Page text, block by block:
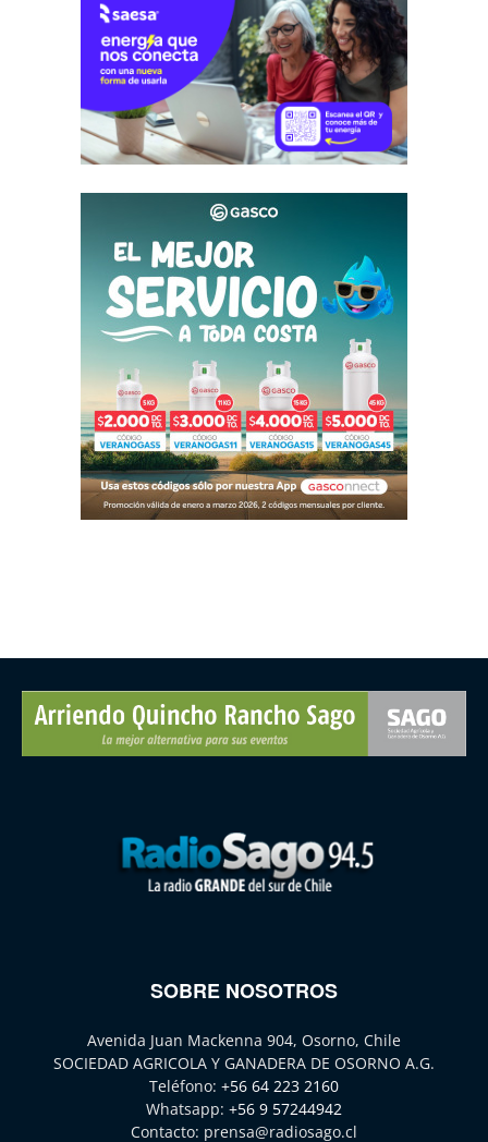
SOBRE NOSOTROS
Avenida Juan Mackenna 904, Osorno, Chile
SOCIEDAD AGRICOLA Y GANADERA DE OSORNO A.G.
Teléfono: +56 64 223 2160
Whatsapp: +56 9 57244942
Contacto: prensa@radiosago.cl